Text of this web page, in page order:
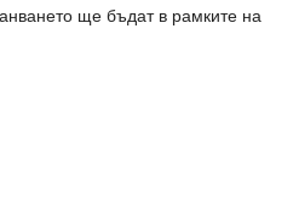
ще бъдат в рамките на